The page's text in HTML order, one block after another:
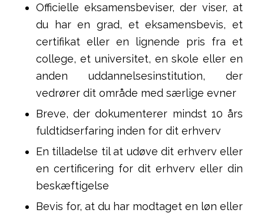
Officielle eksamensbeviser, der viser, at
du har en grad, et eksamensbevis, et
certifikat eller en lignende pris fra et
college, et universitet, en skole eller en
anden uddannelsesinstitution, der
vedrører dit område med særlige evner
Breve, der dokumenterer mindst 10 års
fuldtidserfaring inden for dit erhverv
En tilladelse til at udøve dit erhverv eller
en certificering for dit erhverv eller din
beskæftigelse
Bevis for, at du har modtaget en løn eller